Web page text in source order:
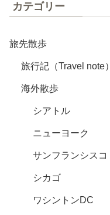
カテゴリー
旅先散歩
旅行記（Travel note）
海外散歩
シアトル
ニューヨーク
サンフランシスコ
シカゴ
ワシントンDC